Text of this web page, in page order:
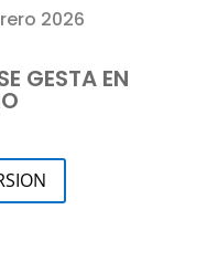
2026
GESTA EN